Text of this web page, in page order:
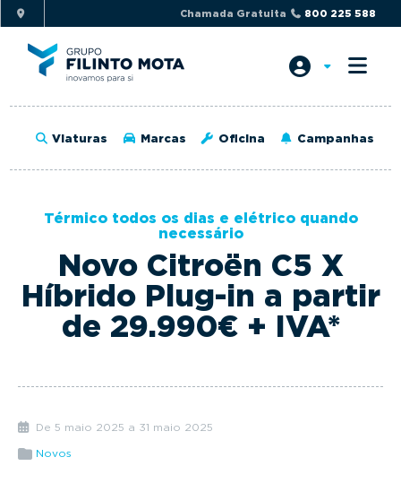
i
p
t
o
r
m
y
i
a
t
i
p
t
o
a
n
t
Chamada Gratuita 800 225 588
Viaturas Marcas Oficina Campanhas
Novo Citroën C5 X
Híbrido Plug-in a partir
de 29.990€ + IVA*
Térmico todos os dias e elétrico quando
necessário
De 5 maio 2025 a 31 maio 2025
Novos